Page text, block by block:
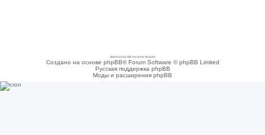
Adsense by Microcosmo Acquari
Создано на основе phpBB® Forum Software © phpBB Limited
Русская поддержка phpBB
Моды и расширения phpBB